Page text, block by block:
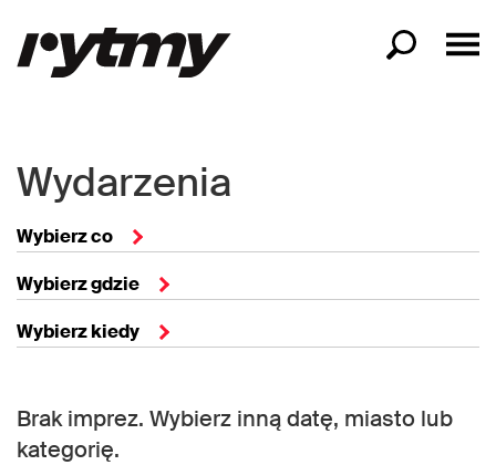
Wydarzenia
Wybierz co
Wybierz gdzie
Wybierz kiedy
Brak imprez. Wybierz inną datę, miasto lub
kategorię.